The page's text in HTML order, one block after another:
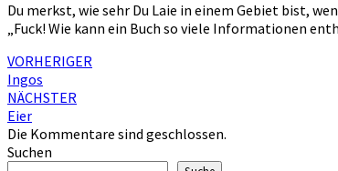
Du merkst, wie sehr Du Laie in einem Gebiet bist,
„Fuck! Wie kann ein Buch so viele Informationen
Beitragsnavigation
VORHERIGER
Ingos
NÄCHSTER
Eier
Die Kommentare sind geschlossen.
Suchen